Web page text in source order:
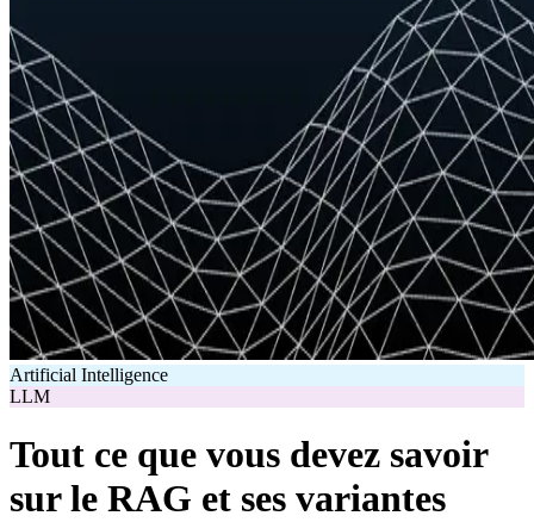
Artificial Intelligence
LLM
Tout ce que vous devez savoir
sur le RAG et ses variantes